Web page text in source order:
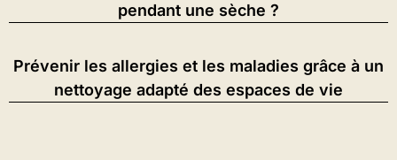
pendant une sèche ?
Prévenir les allergies et les maladies grâce à un
nettoyage adapté des espaces de vie